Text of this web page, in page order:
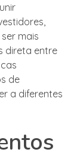
mais
direta entre
de
a diferentes